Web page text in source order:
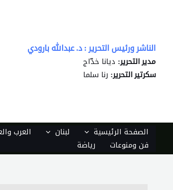
الناشر ورئيس التحرير : د. عبدالله بارودي
مدير التحرير: ديانا خدّاج
سكرتير التحرير: رنا سلما
الصفحة الرئيسية لبنان العرب
فن ومنوعات
رياضة